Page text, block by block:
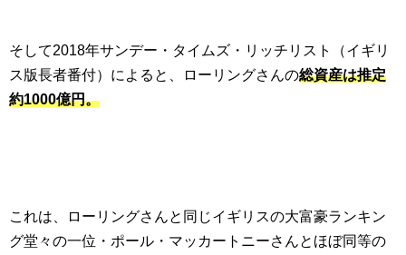
そして2018年サンデー・タイムズ・リッチリスト（イギリ
ス版長者番付）によると、ローリングさんの総資産は推定
約1000億円。
これは、ローリングさんと同じイギリスの大富豪ランキン
グ堂々の一位・ポール・マッカートニーさんとほぼ同等の